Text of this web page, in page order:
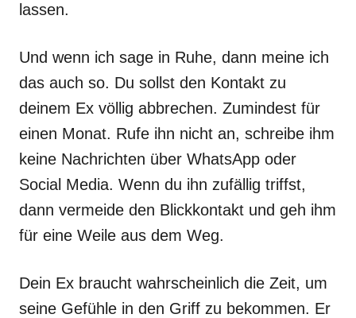
lassen.
Und wenn ich sage in Ruhe, dann meine ich
das auch so. Du sollst den Kontakt zu
deinem Ex völlig abbrechen. Zumindest für
einen Monat. Rufe ihn nicht an, schreibe ihm
keine Nachrichten über WhatsApp oder
Social Media. Wenn du ihn zufällig triffst,
dann vermeide den Blickkontakt und geh ihm
für eine Weile aus dem Weg.
Dein Ex braucht wahrscheinlich die Zeit, um
seine Gefühle in den Griff zu bekommen. Er